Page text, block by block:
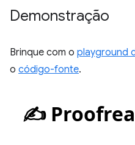
Demonstração
Brinque com o playground
o código-fonte.